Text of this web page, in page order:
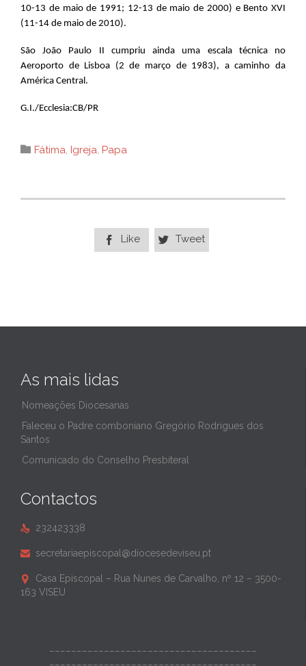
10-13 de maio de 1991; 12-13 de maio de 2000) e Bento XVI
(11-14 de maio de 2010).
São João Paulo II cumpriu ainda uma escala técnica no
Aeroporto de Lisboa (2 de março de 1983), a caminho da
América Central.
G.I./Ecclesia:CB/PR
 Category
Fátima, Igreja, Papa
 Like  Tweet
As mais lidas
Nomeações Diocesanas
Faleceu o Padre comboniano Gregório Rodrigues dos
Santos
Comunicado do Conselho Presbiteral
Contactos
 232423338
 secretariaepiscopal@diocesedeviseu.pt

Casa Episcopal – Rua Nunes de Carvalho, nº 12 – 3500-
163 VISEU